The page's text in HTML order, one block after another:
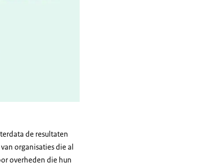
de resultaten
organisaties die al
overheden die hun